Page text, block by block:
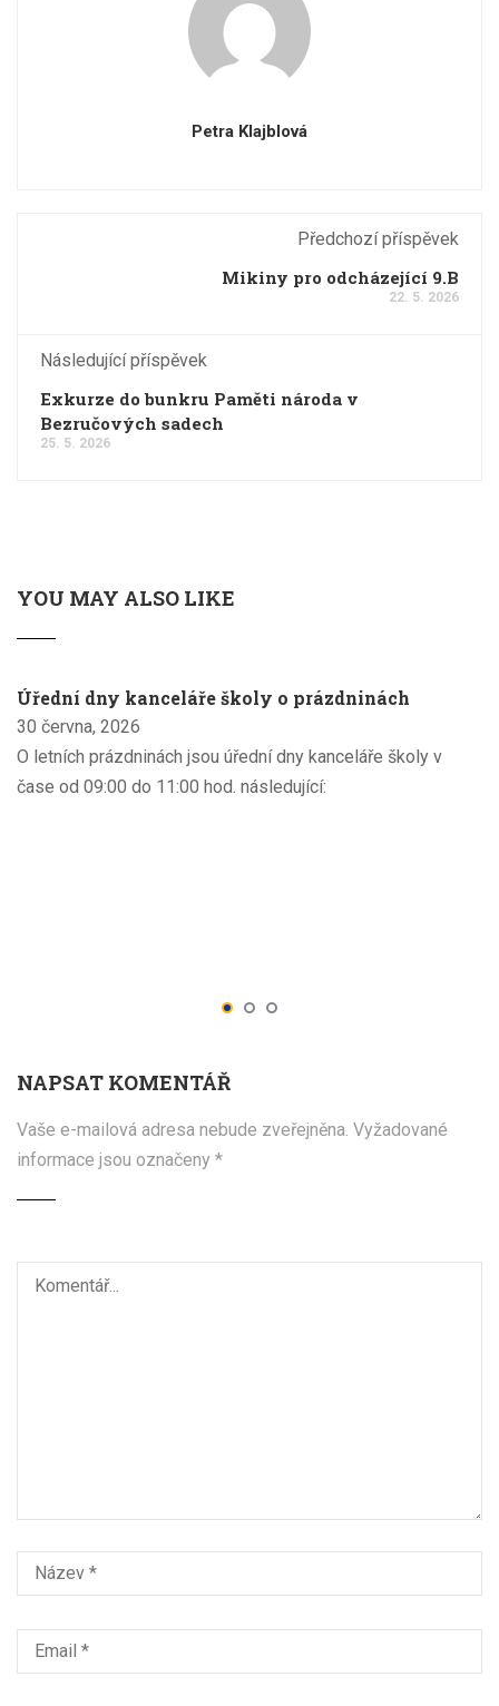
Petra Klajblová
Předchozí příspěvek
Mikiny pro odcházející 9.B
22. 5. 2026
Následující příspěvek
Exkurze do bunkru Paměti národa v
Bezručových sadech
25. 5. 2026
YOU MAY ALSO LIKE
Úřední dny kanceláře školy o prázdninách
30 června, 2026
O letních prázdninách jsou úřední dny kanceláře školy v
čase od 09:00 do 11:00 hod. následující:
NAPSAT KOMENTÁŘ
Vaše e-mailová adresa nebude zveřejněna. Vyžadované
informace jsou označeny *